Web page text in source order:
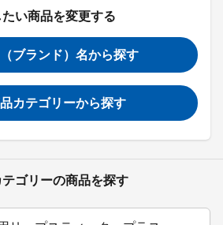
い商品を変更する
ブランド）名から探す
カテゴリーから探す
テゴリーの商品を探す